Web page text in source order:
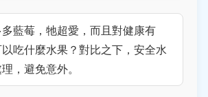
藍莓，牠超愛，而且對健康有
吃什麼水果？對比之下，安全水
，避免意外。